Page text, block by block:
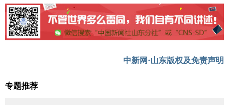
中新网·山东版权及免责声明
专题推荐